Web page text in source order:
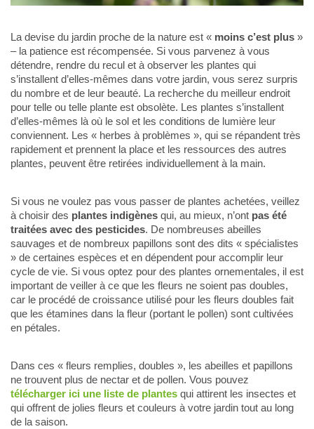
La devise du jardin proche de la nature est « moins c’est plus »
– la patience est récompensée. Si vous parvenez à vous
détendre, rendre du recul et à observer les plantes qui
s’installent d’elles-mêmes dans votre jardin, vous serez surpris
du nombre et de leur beauté. La recherche du meilleur endroit
pour telle ou telle plante est obsolète. Les plantes s’installent
d’elles-mêmes là où le sol et les conditions de lumière leur
conviennent. Les « herbes à problèmes », qui se répandent très
rapidement et prennent la place et les ressources des autres
plantes, peuvent être retirées individuellement à la main.
Si vous ne voulez pas vous passer de plantes achetées, veillez
à choisir des plantes indigènes qui, au mieux, n’ont pas été
traitées avec des pesticides. De nombreuses abeilles
sauvages et de nombreux papillons sont des dits « spécialistes
» de certaines espèces et en dépendent pour accomplir leur
cycle de vie. Si vous optez pour des plantes ornementales, il est
important de veiller à ce que les fleurs ne soient pas doubles,
car le procédé de croissance utilisé pour les fleurs doubles fait
que les étamines dans la fleur (portant le pollen) sont cultivées
en pétales.
Dans ces « fleurs remplies, doubles », les abeilles et papillons
ne trouvent plus de nectar et de pollen. Vous pouvez
télécharger ici une liste de plantes qui attirent les insectes et
qui offrent de jolies fleurs et couleurs à votre jardin tout au long
de la saison.